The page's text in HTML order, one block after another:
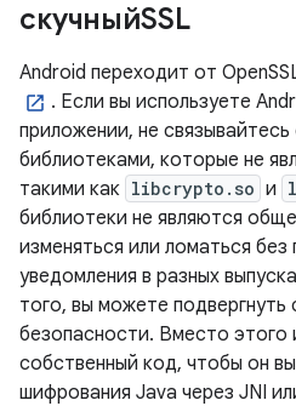
скучныйSSL
Android переходит от
. Если вы используете
приложении, не
библиотеками, которые не
такими как libcrypto.so и
библиотеки не являются
изменяться или ломаться без
уведомления в разных
того, вы можете подвергнуть
безопасности. Вместо этого
собственный код, чтобы он
шифрования Java через JNI